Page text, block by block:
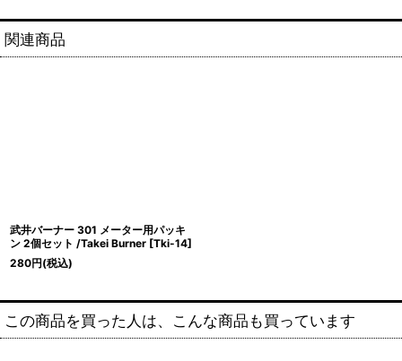
関連商品
武井バーナー 301 メーター用パッキ
ン 2個セット /Takei Burner [Tki-14]
280円(税込)
この商品を買った人は、こんな商品も買っています